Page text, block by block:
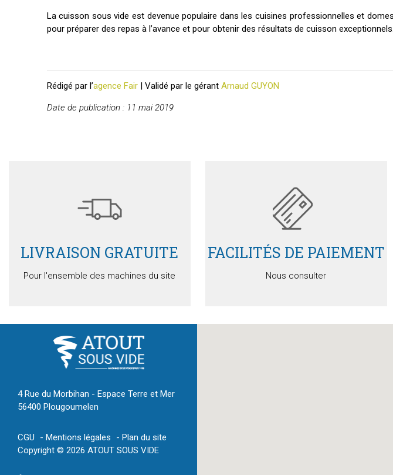
La cuisson sous vide est devenue populaire dans les cuisines professionnelles et
pour préparer des repas à l’avance et pour obtenir des résultats de cuisson exceptionnels.
Rédigé par l’agence Fair| Validé par le gérant Arnaud GUYON
Date de publication : 11 mai 2019
LIVRAISON GRATUITE
Pour l'ensemble des machines du site
FACILITÉS DE PAIEMENT
Nous consulter
4 Rue du Morbihan - Espace Terre et Mer
56400 Plougoumelen
CGU Mentions légales
Plan du site
Copyright © 2026 ATOUT SOUS VIDE